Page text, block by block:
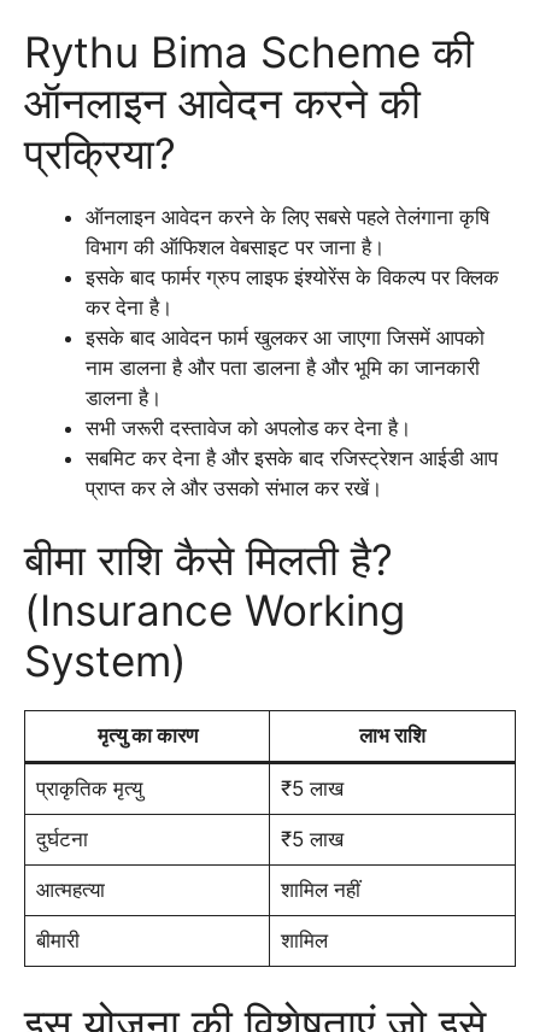
Rythu Bima Scheme की
ऑनलाइन आवेदन करने की
प्रक्रिया?
ऑनलाइन आवेदन करने के लिए सबसे पहले तेलंगाना कृषि
विभाग की ऑफिशल वेबसाइट पर जाना है।
इसके बाद फार्मर ग्रुप लाइफ इंश्योरेंस के विकल्प पर क्लिक
कर देना है।
इसके बाद आवेदन फार्म खुलकर आ जाएगा जिसमें आपको
नाम डालना है और पता डालना है और भूमि का जानकारी
डालना है।
सभी जरूरी दस्तावेज को अपलोड कर देना है।
सबमिट कर देना है और इसके बाद रजिस्ट्रेशन आईडी आप
प्राप्त कर ले और उसको संभाल कर रखें।
बीमा राशि कैसे मिलती है?
(Insurance Working
System)
मृत्यु का कारण लाभ राशि
प्राकृतिक मृत्यु ₹5 लाख
दुर्घटना ₹5 लाख
आत्महत्या शामिल नहीं
बीमारी शामिल